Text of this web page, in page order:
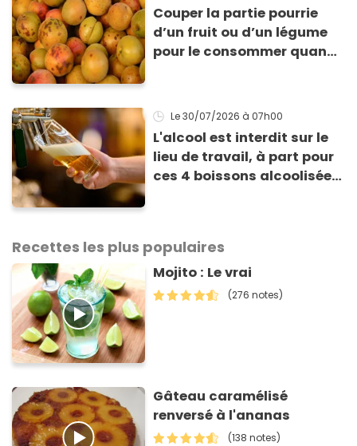
Couper la partie pourrie
d’un fruit ou d’un légume
pour le consommer quand
Le 30/07/2026 à 07h00
L'alcool est interdit sur le
lieu de travail, à part pour
ces 4 boissons alcoolisées
Recettes les plus populaires
Mojito : Le vrai
(276 notes)
Gâteau caramélisé
renversé à l'ananas
(138 notes)